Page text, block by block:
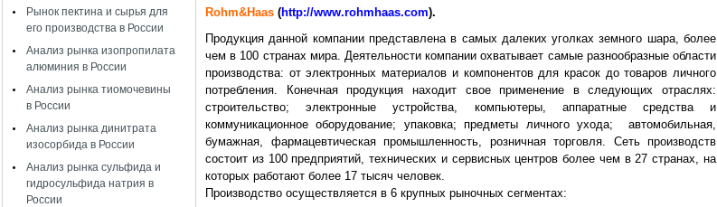
Рынок пектина и сырья для
его производства в России
Анализ рынка изопропилата
алюминия в России
Анализ рынка тиомочевины
в России
Анализ рынка динитрата
изосорбида в России
Анализ рынка сульфида и
гидросульфида натрия в
России
Rohm&Haas (http://www.rohmhaas.com).
Продукция данной компании представлена в самых далеких уголках земного шара, более
чем в 100 странах мира. Деятельности компании охватывает самые разнообразные области
производства: от электронных материалов и компонентов для красок до товаров личного
потребления. Конечная продукция находит свое применение в следующих отраслях:
строительство; электронные устройства, компьютеры, аппаратные средства и
коммуникационное оборудование; упаковка; предметы личного ухода; автомобильная,
бумажная, фармацевтическая промышленность, розничная торговля. Сеть производств
состоит из 100 предприятий, технических и сервисных центров более чем в 27 странах, на
которых работают более 17 тысяч человек.
Производство осуществляется в 6 крупных рыночных сегментах: